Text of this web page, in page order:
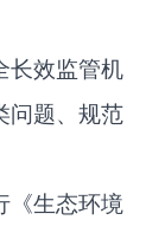
长效监管机
问题、规范
《生态环境